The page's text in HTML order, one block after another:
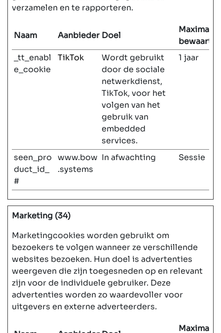
verzamelen en te rapporteren.
Naam Aanbieder Doel
Maximale
_tt_enabl
e_cookie
TikTok
Wordt gebruikt
door de sociale
netwerkdienst,
TikTok, voor het
volgen van het
gebruik van
embedded
services.
1 jaar
seen_pro
duct_id_
#
www.bow
.systems
In afwachting Sessie
Marketing (34)
Marketingcookies worden gebruikt om
bezoekers te volgen wanneer ze verschillende
websites bezoeken. Hun doel is advertenties
weergeven die zijn toegesneden op en relevant
zijn voor de individuele gebruiker. Deze
advertenties worden zo waardevoller voor
uitgevers en externe adverteerders.
Maximale